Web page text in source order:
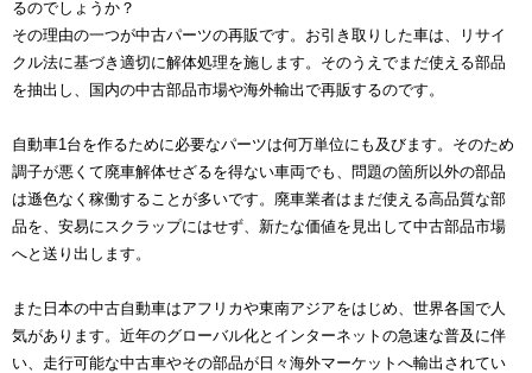
るのでしょうか？
その理由の一つが中古パーツの再販です。お引き取りした車は、リサイ
クル法に基づき適切に解体処理を施します。そのうえでまだ使える部品
を抽出し、国内の中古部品市場や海外輸出で再販するのです。
自動車1台を作るために必要なパーツは何万単位にも及びます。そのため
調子が悪くて廃車解体せざるを得ない車両でも、問題の箇所以外の部品
は遜色なく稼働することが多いです。廃車業者はまだ使える高品質な部
品を、安易にスクラップにはせず、新たな価値を見出して中古部品市場
へと送り出します。
また日本の中古自動車はアフリカや東南アジアをはじめ、世界各国で人
気があります。近年のグローバル化とインターネットの急速な普及に伴
い、走行可能な中古車やその部品が日々海外マーケットへ輸出されてい